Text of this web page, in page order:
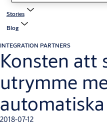
Stories
Blog
INTEGRATION PARTNERS
Konsten att
utrymme
2018-07-12